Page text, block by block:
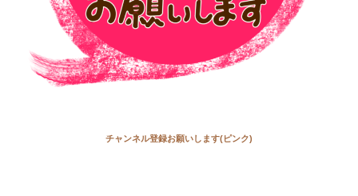
チャンネル登録お願いします(ピンク)